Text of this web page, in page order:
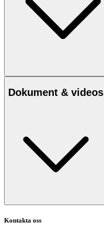
Dokument & videos
Kontakta oss